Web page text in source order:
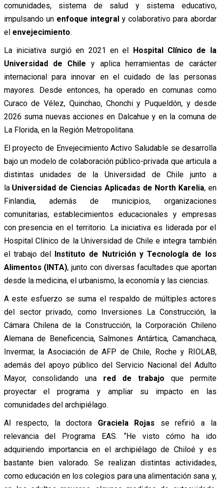
comunidades, sistema de salud y sistema educativo,
impulsando un enfoque integraly colaborativo para abordar
el envejecimiento.
La iniciativa surgió en 2021 en el Hospital Clínico de la
Universidad de Chile y aplica herramientas de carácter
internacional para innovar en el cuidado de las personas
mayores. Desde entonces, ha operado en comunas como
Curaco de Vélez, Quinchao, Chonchi y Puqueldón, y desde
2026 suma nuevas acciones en Dalcahue y en la comuna de
La Florida, en la Región Metropolitana.
El proyecto de Envejecimiento Activo Saludable se desarrolla
bajo un modelo de colaboración público-privada que articula a
distintas unidades de la Universidad de Chile junto a
la Universidad de Ciencias Aplicadas de North Karelia, en
Finlandia, además de municipios, organizaciones
comunitarias, establecimientos educacionales y empresas
con presencia en el territorio. La iniciativa es liderada por el
Hospital Clínico de la Universidad de Chile e integra también
el trabajo del Instituto de Nutrición y Tecnología de los
Alimentos (INTA), junto con diversas facultades que aportan
desde la medicina, el urbanismo, la economía y las ciencias.
A este esfuerzo se suma el respaldo de múltiples actores
del sector privado, como Inversiones La Construcción, la
Cámara Chilena de la Construcción, la Corporación Chileno
Alemana de Beneficencia, Salmones Antártica, Camanchaca,
Invermar, la Asociación de AFP de Chile, Roche y RIOLAB,
además del apoyo público del Servicio Nacional del Adulto
Mayor, consolidando una red de trabajo que permite
proyectar el programa y ampliar su impacto en las
comunidades del archipiélago.
Al respecto, la doctora Graciela Rojas se refirió a la
relevancia del Programa EAS. “He visto cómo ha ido
adquiriendo importancia en el archipiélago de Chiloé y es
bastante bien valorado. Se realizan distintas actividades,
como educación en los colegios para una alimentación sana y,